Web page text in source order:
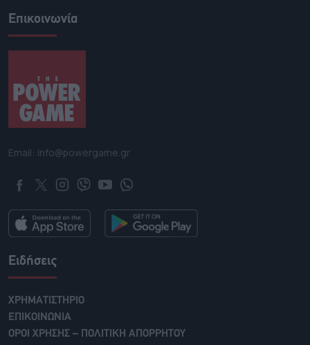
Επικοινωνία
Email: info@powergame.gr
Ειδήσεις
ΧΡΗΜΑΤΙΣΤΗΡΙΟ
ΕΠΙΚΟΙΝΩΝΙΑ
ΟΡΟΙ ΧΡΗΣΗΣ – ΠΟΛΙΤΙΚΗ ΑΠΟΡΡΗΤΟΥ